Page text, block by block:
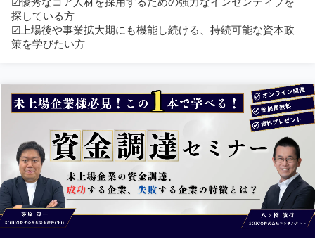
探している方
☑︎上場後や事業拡大期にも機能し続ける、持続可能な資本政
策を学びたい方